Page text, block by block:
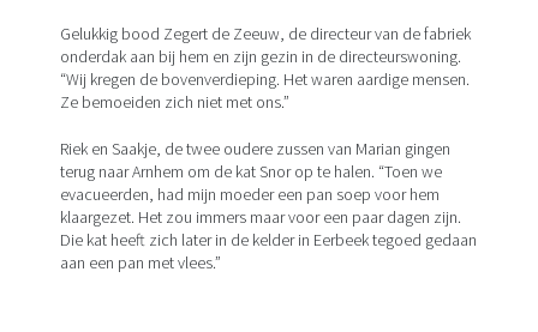
Gelukkig bood Zegert de Zeeuw, de directeur van de fabriek
onderdak aan bij hem en zijn gezin in de directeurswoning.
“Wij kregen de bovenverdieping. Het waren aardige mensen.
Ze bemoeiden zich niet met ons.”
Riek en Saakje, de twee oudere zussen van Marian gingen
terug naar Arnhem om de kat Snor op te halen. “Toen we
evacueerden, had mijn moeder een pan soep voor hem
klaargezet. Het zou immers maar voor een paar dagen zijn.
Die kat heeft zich later in de kelder in Eerbeek tegoed gedaan
aan een pan met vlees.”